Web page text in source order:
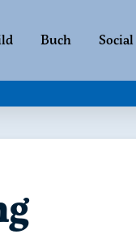
Buch Social